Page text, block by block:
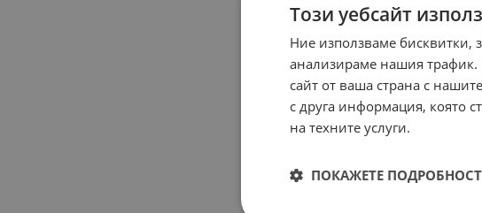
Този уебсайт
Ние използваме бисквитки,
анализираме нашия
сайт от ваша страна с
с друга информация, която
на техните услуги.
ПОКАЖЕТЕ